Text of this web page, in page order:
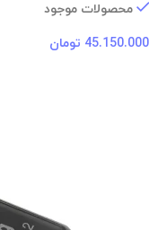
محصولات موجود
45.150.000 تومان